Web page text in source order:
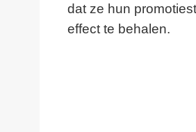
dat ze hun
effect te behalen.